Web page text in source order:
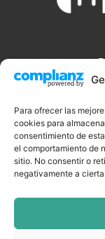
Para ofrecer las
cookies para
consentimiento de
el comportamiento de
sitio. No consentir o
negativamente a
que necesitas